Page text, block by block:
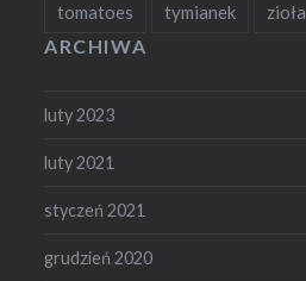
tomatoes tymianek zioła
ARCHIWA
luty 2023
luty 2021
styczeń 2021
grudzień 2020